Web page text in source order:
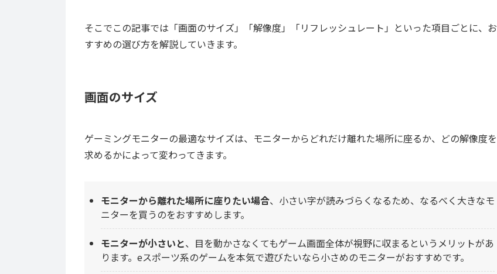
そこでこの記事では「画面のサイズ」「解像度」「リフレッシュレート」といった項目ごとに、お
すすめの選び方を解説していきます。
画面のサイズ
ゲーミングモニターの最適なサイズは、モニターからどれだけ離れた場所に座るか、どの解像度を
求めるかによって変わってきます。
モニターから離れた場所に座りたい場合、小さい字が読みづらくなるため、なるべく大きなモ
ニターを買うのをおすすめします。
モニターが小さいと、目を動かさなくてもゲーム画面全体が視野に収まるというメリットがあ
ります。eスポーツ系のゲームを本気で遊びたいなら小さめのモニターがおすすめです。